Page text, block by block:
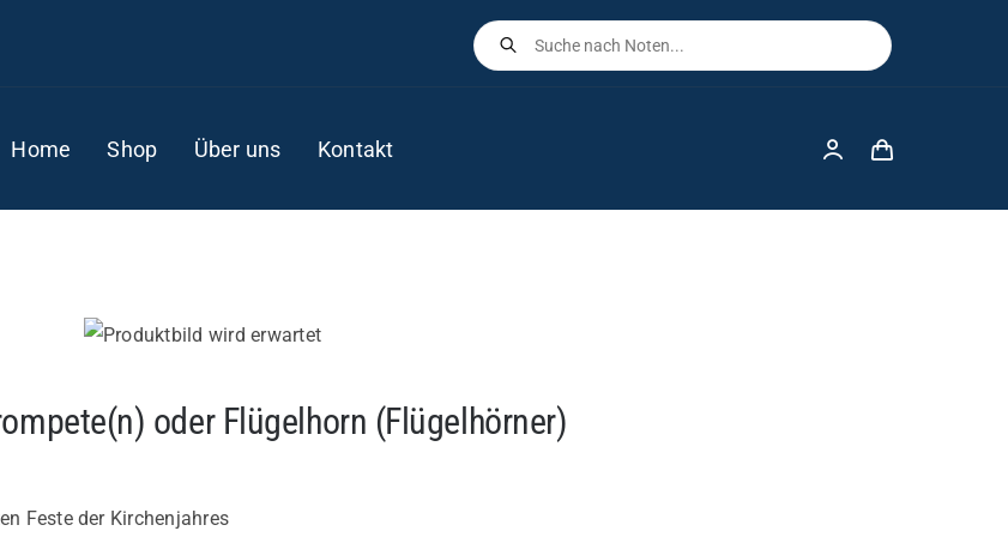
Products
search
Home Shop Über uns Kontakt
oder Flügelhorn (Flügelhörner)
Feste der Kirchenjahres